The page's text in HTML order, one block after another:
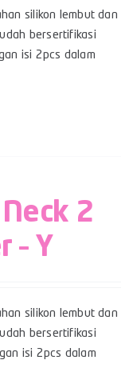
silikon lembut dan
bersertifikasi
isi 2pcs dalam
2
– Y
silikon lembut dan
bersertifikasi
isi 2pcs dalam